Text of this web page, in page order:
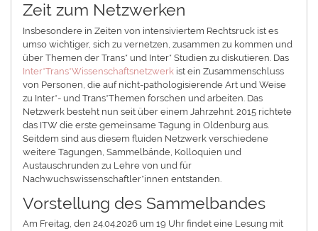
Zeit zum Netzwerken
Insbesondere in Zeiten von intensiviertem Rechtsruck ist es
umso wichtiger, sich zu vernetzen, zusammen zu kommen und
über Themen der Trans* und Inter* Studien zu diskutieren. Das
Inter*Trans*Wissenschaftsnetzwerk ist ein Zusammenschluss
von Personen, die auf nicht-pathologisierende Art und Weise
zu Inter*- und Trans*Themen forschen und arbeiten. Das
Netzwerk besteht nun seit über einem Jahrzehnt. 2015 richtete
das ITW die erste gemeinsame Tagung in Oldenburg aus.
Seitdem sind aus diesem fluiden Netzwerk verschiedene
weitere Tagungen, Sammelbände, Kolloquien und
Austauschrunden zu Lehre von und für
Nachwuchswissenschaftler*innen entstanden.
Vorstellung des Sammelbandes
Am Freitag, den 24.04.2026 um 19 Uhr findet eine Lesung mit